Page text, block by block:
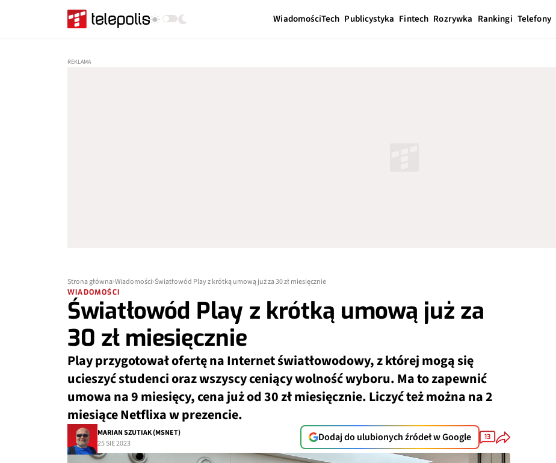
WiadomościTech Publicystyka Fintech Rozrywka Rankingi Telefony
Strona główna Wiadomości Światłowód Play z krótką umową już za 30 zł miesięcznie
WIADOMOŚCI
Światłowód Play z krótką umową już za
30 zł miesięcznie
Play przygotował ofertę na Internet światłowodowy, z której mogą się
ucieszyć studenci oraz wszyscy ceniący wolność wyboru. Ma to zapewnić
umowa na 9 miesięcy, cena już od 30 zł miesięcznie. Liczyć też można na 2
miesiące Netflixa w prezencie.
MARIAN SZUTIAK (MSNET)
25 SIE 2023
Dodaj do ulubionych źródeł w Google 13